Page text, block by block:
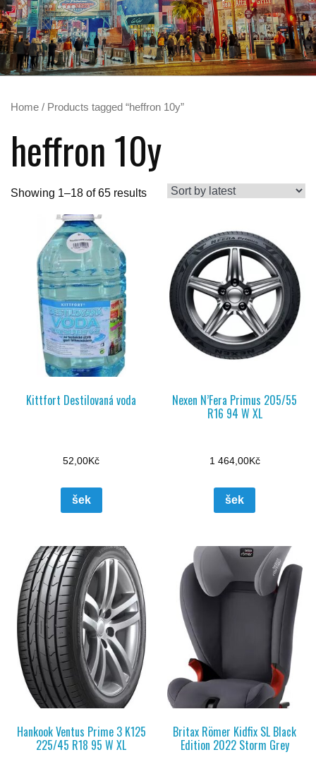
Home / Products tagged “heffron 10y”
heffron 10y
Showing 1–18 of 65 results
Kittfort Destilovaná voda
52,00Kč
šek
Nexen N’Fera Primus 205/55
R16 94 W XL
1 464,00Kč
šek
Hankook Ventus Prime 3 K125
225/45 R18 95 W XL
Britax Römer Kidfix SL Black
Edition 2022 Storm Grey